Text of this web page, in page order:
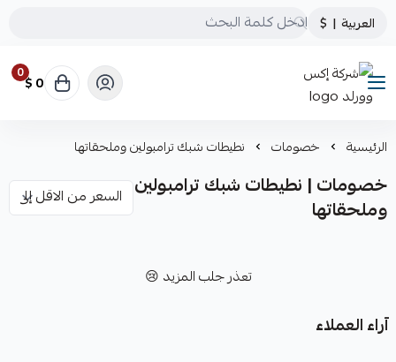
العربية |
$
شركة إكس وورلد
0 0 $
الرئيسية خصومات نطيطات شبك ترامبولين وملحقاتها
خصومات | نطيطات شبك ترامبولين
وملحقاتها
تعذر جلب المزيد 😢
آراء العملاء